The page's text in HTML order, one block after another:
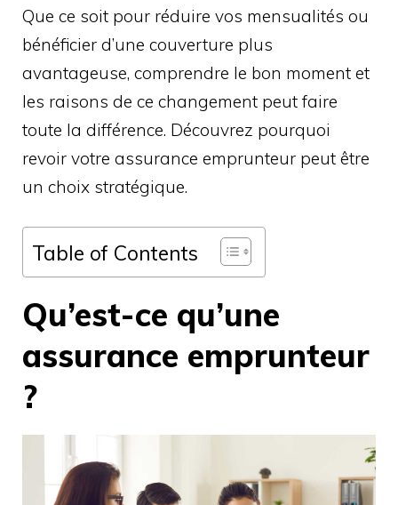
Que ce soit pour réduire vos mensualités ou
bénéficier d’une couverture plus
avantageuse, comprendre le bon moment et
les raisons de ce changement peut faire
toute la différence. Découvrez pourquoi
revoir votre assurance emprunteur peut être
un choix stratégique.
Table of Contents
Qu’est-ce qu’une
assurance emprunteur
?